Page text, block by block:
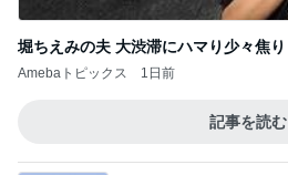
堀ちえみの夫 大渋滞にハマり少々焦り
Amebaトピックス 1日前
記事を読む